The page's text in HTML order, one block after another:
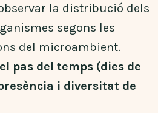
la distribució dels
segons les
del microambient.
pas del temps (dies de
i diversitat de